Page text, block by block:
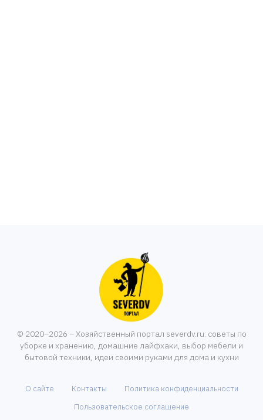
© 2020–2026 – Хозяйственный портал severdv.ru: советы по
уборке и хранению, домашние лайфхаки, выбор мебели и
бытовой техники, идеи своими руками для дома и кухни
О сайте Контакты
Политика конфиденциальности
Пользовательское соглашение